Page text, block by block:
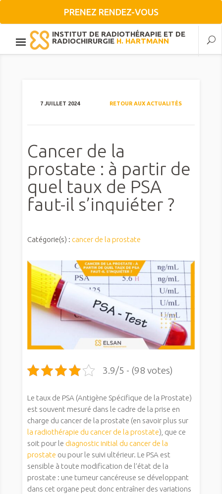
PRENEZ RENDEZ-VOUS
INSTITUT DE RADIOTHÉRAPIE ET DE
RADIOCHIRURGIE H. HARTMANN
7 JUILLET 2024 RETOUR AUX ACTUALITÉS
Cancer de la
prostate : à partir de
quel taux de PSA
faut-il s’inquiéter ?
Catégorie(s) : cancer de la prostate
3.9/5 - (98 votes)
Le taux de PSA (Antigène Spécifique de la Prostate)
est souvent mesuré dans le cadre de la prise en
charge du cancer de la prostate (en savoir plus sur
la radiothérapie du cancer de la prostate), que ce
soit pour le diagnostic initial du cancer de la
prostate ou pour le suivi ultérieur. Le PSA est
sensible à toute modification de l’état de la
prostate : une tumeur cancéreuse se développant
dans cet organe peut donc entraîner des variations